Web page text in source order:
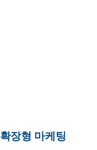
확장형 마케팅